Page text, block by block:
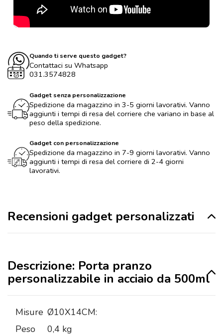
Quando ti serve questo gadget?
Contattaci su Whatsapp
031.3574828
Gadget senza personalizzazione
Spedizione da magazzino in 3-5 giorni lavorativi. Vanno
aggiunti i tempi di resa del corriere che variano in base al
peso della spedizione.
Gadget con personalizzazione
Spedizione da magazzino in 7-9 giorni lavorativi. Vanno
aggiunti i tempi di resa del corriere di 2-4 giorni
lavorativi.
Recensioni gadget personalizzati
Descrizione: Porta pranzo
personalizzabile in acciaio da 500ml
Misure Ø10X14CM:
Peso
0,4 kg